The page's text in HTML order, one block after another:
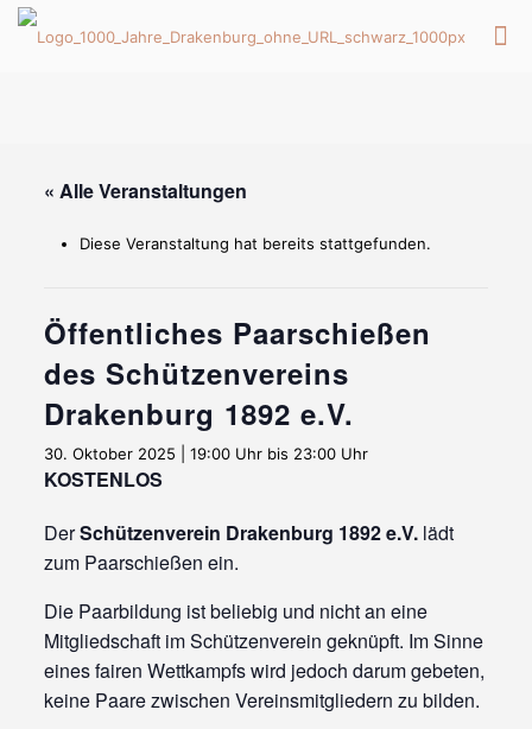
« Alle Veranstaltungen
Diese Veranstaltung hat bereits stattgefunden.
Öffentliches Paarschießen
des Schützenvereins
Drakenburg 1892 e.V.
30. Oktober 2025 | 19:00 Uhrbis 23:00 Uhr
KOSTENLOS
DerSchützenverein Drakenburg 1892 e.V.lädt
zum Paarschießen ein.
Die Paarbildung ist beliebig und nicht an eine
Mitgliedschaft im Schützenverein geknüpft. Im Sinne
eines fairen Wettkampfs wird jedoch darum gebeten,
keine Paare zwischen Vereinsmitgliedern zu bilden.